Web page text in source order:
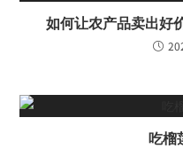
如何让农产品卖出好
吃榴